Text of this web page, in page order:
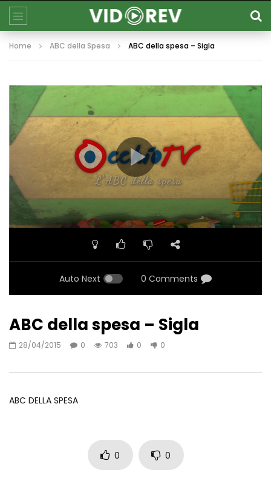
Home ABC della Spesa ABC della spesa – Sigla
Auto Next 0 Comments
ABC della spesa – Sigla
28/04/2015 0 703 0 0
ABC DELLA SPESA
0 0